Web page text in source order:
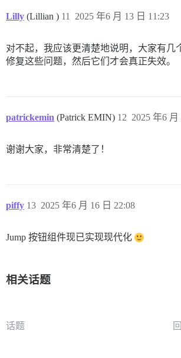
Lilly (Lillian ) 2025 年6 月 13 日 11:23
11
对不起，我应该更清楚地说明，大家有几
修复这些问题，然后它们才会真正失效。
patrickemin (Patrick EMIN) 2025 年6
12
谢谢大家，非常清楚了！
piffy 2025 年6 月 16 日 22:08
13
Jump 按钮组件现已实现现代化
相关话题
话题